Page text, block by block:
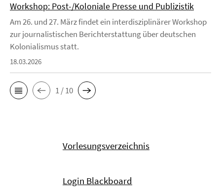
Workshop: Post-/Koloniale Presse und Publizistik
Am 26. und 27. März findet ein interdisziplinärer Workshop
zur journalistischen Berichterstattung über deutschen
Kolonialismus statt.
18.03.2026
1 / 10
Vorlesungsverzeichnis
Login Blackboard